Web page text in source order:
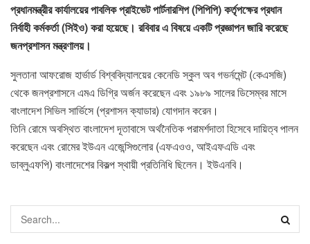
প্রধানমন্ত্রীর কার্যালয়ের পাবলিক প্রাইভেট পার্টনারশিপ (পিপিপি) কর্তৃপক্ষের প্রধান
নির্বাহী কর্মকর্তা (সিইও) করা হয়েছে। রবিবার এ বিষয়ে একটি প্রজ্ঞাপন জারি করেছে
জনপ্রশাসন মন্ত্রণালয়।
সুলতানা আফরোজ হার্ভার্ড বিশ্ববিদ্যালয়ের কেনেডি স্কুল অব গভর্নমেন্ট (কেএসজি)
থেকে জনপ্রশাসনে এমএ ডিগ্রি অর্জন করেছেন এবং ১৯৮৯ সালের ডিসেম্বর মাসে
বাংলাদেশ সিভিল সার্ভিসে (প্রশাসন ক্যাডার) যোগদান করেন।
তিনি রোমে অবস্থিত বাংলাদেশ দূতাবাসে অর্থনৈতিক পরামর্শদাতা হিসেবে দায়িত্ব পালন
করেছেন এবং রোমের ইউএন এজেন্সিগুলোর (এফএওও, আইএফএডি এবং
ডাব্লুএফপি) বাংলাদেশের বিকল্প স্থায়ী প্রতিনিধি ছিলেন। ইউএনবি।